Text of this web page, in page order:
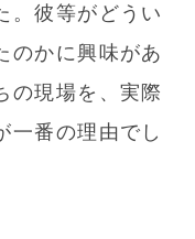
。彼等がどうい
のかに興味があ
の現場を、実際
一番の理由でし